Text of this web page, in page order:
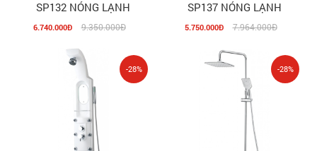
SP132 NÓNG LẠNH
6.740.000Đ 9.350.000Đ
SP137 NÓNG LẠNH
5.750.000Đ 7.964.000Đ
-28% -28%